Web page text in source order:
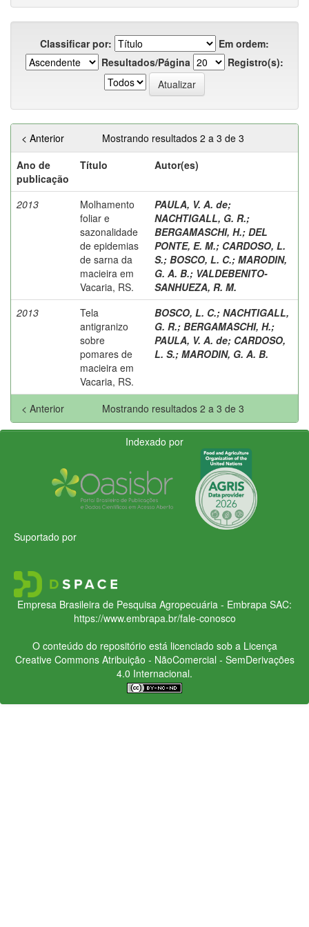
Classificar por:
Em ordem:
Resultados/Página
Registro(s):
Mostrando resultados 2 a 3 de 3
< Anterior
Ano de
publicação
Título Autor(es)
2013
Molhamento
foliar e
sazonalidade
de epidemias
de sarna da
macieira em
Vacaria, RS.
PAULA, V. A. de;
NACHTIGALL, G. R.;
BERGAMASCHI, H.; DEL
PONTE, E. M.; CARDOSO, L.
S.; BOSCO, L. C.; MARODIN,
G. A. B.; VALDEBENITO-
SANHUEZA, R. M.
2013
Tela
antigranizo
sobre
pomares de
macieira em
Vacaria, RS.
BOSCO, L. C.; NACHTIGALL,
G. R.; BERGAMASCHI, H.;
PAULA, V. A. de; CARDOSO,
L. S.; MARODIN, G. A. B.
Mostrando resultados 2 a 3 de 3
< Anterior
Indexado por
Suportado por
Empresa Brasileira de Pesquisa Agropecuária - Embrapa SAC:
https://www.embrapa.br/fale-conosco
O conteúdo do repositório está licenciado sob a Licença
Creative CommonsAtribuição - NãoComercial - SemDerivações
4.0 Internacional.